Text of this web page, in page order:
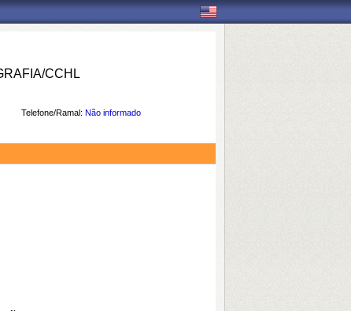
CCHL
Telefone/Ramal: Não informado